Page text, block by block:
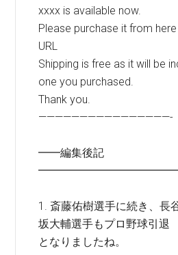
xxxx is available now.
Please purchase it from here
URL
Shipping is free as it will be
one you purchased.
Thank you.
————————————————-
━━編集後記
1. 斎藤佑樹選手に続き、長
坂大輔選手もプロ野球引退
となりましたね。